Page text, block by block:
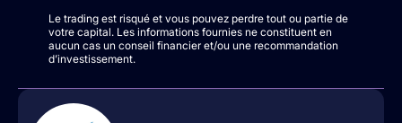
Le trading est risqué et vous pouvez perdre tout ou partie de
votre capital. Les informations fournies ne constituent en
aucun cas un conseil financier et/ou une recommandation
d’investissement.